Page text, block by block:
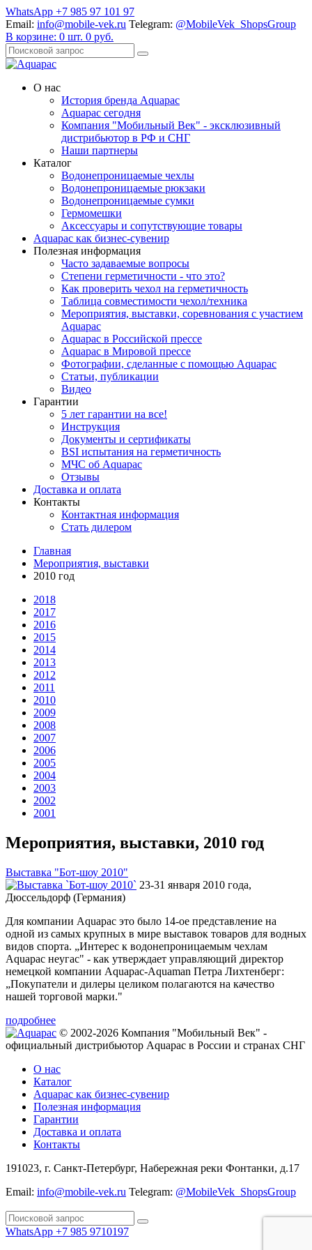
WhatsApp +7 985 97 101 97
Email: info@mobile-vek.ru Telegram: @MobileVek_ShopsGroup
В корзине: 0 шт. 0 руб.
О нас
История бренда Aquapac
Aquapac cегодня
Компания "Мобильный Век" - эксклюзивный
дистрибьютор в РФ и СНГ
Наши партнеры
Каталог
Водонепроницаемые чехлы
Водонепроницаемые рюкзаки
Водонепроницаемые сумки
Гермомешки
Аксессуары и сопутствующие товары
Aquapac как бизнес-сувенир
Полезная информация
Часто задаваемые вопросы
Степени герметичности - что это?
Как проверить чехол на герметичность
Таблица совместимости чехол/техника
Мероприятия, выставки, соревнования с участием
Aquapac
Aquapac в Российской прессе
Aquapac в Мировой прессе
Фотографии, сделанные с помощью Aquapac
Статьи, публикации
Видео
Гарантии
5 лет гарантии на все!
Инструкция
Документы и сертификаты
BSI испытания на герметичность
МЧС об Aquapac
Отзывы
Доставка и оплата
Контакты
Контактная информация
Стать дилером
Главная
Мероприятия, выставки
2010 год
2018
2017
2016
2015
2014
2013
2012
2011
2010
2009
2008
2007
2006
2005
2004
2003
2002
2001
Мероприятия, выставки, 2010 год
Выставка "Бот-шоу 2010"
23-31 января 2010 года,
Дюссельдорф (Германия)
Для компании Aquapac это было 14-ое представление на
одной из самых крупных в мире выставок товаров для водных
видов спорта. „Интерес к водонепроницаемым чехлам
Aquapac неугаc" - как утверждает управляющий директор
немецкой компании Aquapac-Aquaman Петра Лихтенберг:
„Покупатели и дилеры целиком полагаются на качество
нашей торговой марки."
подробнее
© 2002-2026 Компания "Мобильный Век" -
официальный дистрибьютор Aquapac в России и странах СНГ
О нас
Каталог
Aquapac как бизнес-сувенир
Полезная информация
Гарантии
Доставка и оплата
Контакты
191023, г. Санкт-Петербург, Набережная реки Фонтанки, д.17
Email: info@mobile-vek.ru Telegram: @MobileVek_ShopsGroup
WhatsApp +7 985 9710197